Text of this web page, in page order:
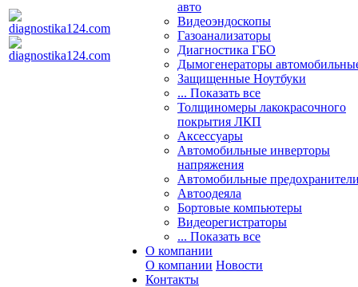
авто
Видеоэндоскопы
Газоанализаторы
Диагностика ГБО
Дымогенераторы
Защищенные Ноутбуки
... Показать все
Толщиномеры лакокрасочного
покрытия ЛКП
Аксессуары
Автомобильные инверторы
напряжения
Автомобильные
Автоодеяла
Бортовые компьютеры
Видеорегистраторы
... Показать все
О компании
О компании Новости
Контакты